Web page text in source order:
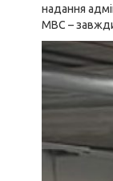
надання
МВС – завжди